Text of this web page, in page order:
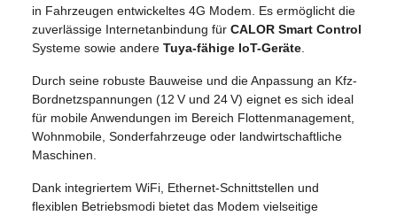
in Fahrzeugen entwickeltes 4G Modem. Es ermöglicht die
zuverlässige Internetanbindung für CALOR Smart Control
Systeme sowie andere Tuya-fähige IoT-Geräte
Durch seine robuste Bauweise und die Anpassung an Kfz-
Bordnetzspannungen (12 V und 24 V) eignet es sich ideal
für mobile Anwendungen im Bereich Flottenmanagement,
Wohnmobile, Sonderfahrzeuge oder landwirtschaftliche
Maschinen.
Dank integriertem WiFi, Ethernet-Schnittstellen und
flexiblen Betriebsmodi bietet das Modem vielseitige